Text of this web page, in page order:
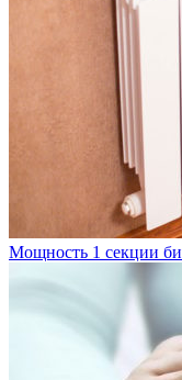
Мощность 1 секции